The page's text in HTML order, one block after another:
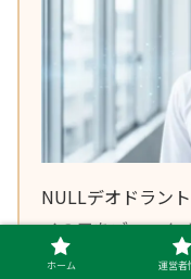
NULLデオドラン
イの元をブロック
ルです。速乾でベ
ホーム 運営者